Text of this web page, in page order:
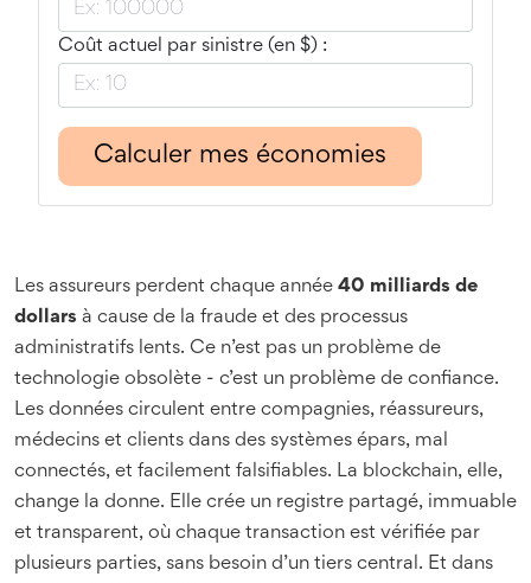
Coût actuel par sinistre (en $) :
Calculer mes économies
Les assureurs perdent chaque année 40 milliards de
dollars à cause de la fraude et des processus
administratifs lents. Ce n’est pas un problème de
technologie obsolète - c’est un problème de confiance.
Les données circulent entre compagnies, réassureurs,
médecins et clients dans des systèmes épars, mal
connectés, et facilement falsifiables. La blockchain, elle,
change la donne. Elle crée un registre partagé, immuable
et transparent, où chaque transaction est vérifiée par
plusieurs parties, sans besoin d’un tiers central. Et dans